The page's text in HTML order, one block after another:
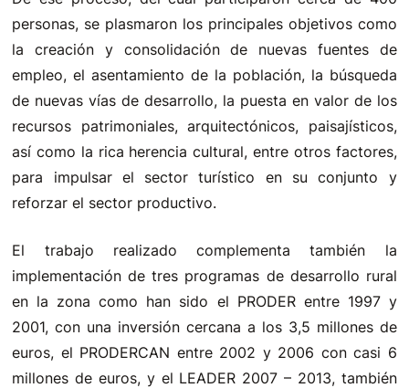
personas, se plasmaron los principales objetivos como
la creación y consolidación de nuevas fuentes de
empleo, el asentamiento de la población, la búsqueda
de nuevas vías de desarrollo, la puesta en valor de los
recursos patrimoniales, arquitectónicos, paisajísticos,
así como la rica herencia cultural, entre otros factores,
para impulsar el sector turístico en su conjunto y
reforzar el sector productivo.
El trabajo realizado complementa también la
implementación de tres programas de desarrollo rural
en la zona como han sido el PRODER entre 1997 y
2001, con una inversión cercana a los 3,5 millones de
euros, el PRODERCAN entre 2002 y 2006 con casi 6
millones de euros, y el LEADER 2007 – 2013, también